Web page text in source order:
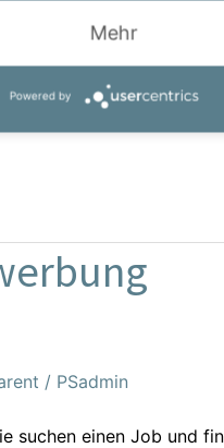
bietet
das darauf ausgerichtet
allen Belangen zu
/ PSadmin
suchen einen Job und
Mehr
Powered by